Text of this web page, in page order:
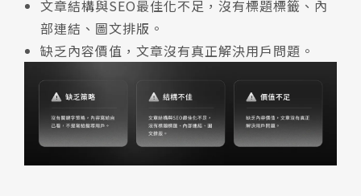
文章結構與SEO最佳化不足，沒有標題標籤、內
部連結、圖文排版。
缺乏內容價值，文章沒有真正解決用戶問題。